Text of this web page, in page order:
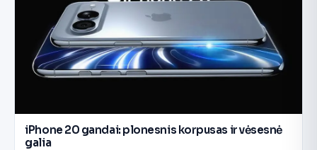
iPhone 20 gandai: plonesnis korpusas ir vėsesnė
galia